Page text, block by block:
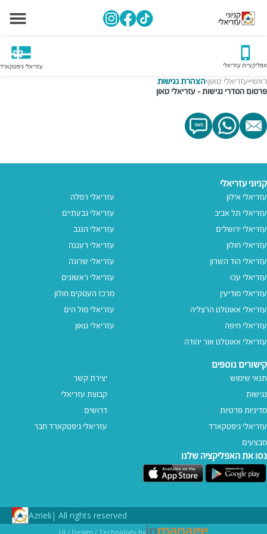
אפליקציית עזריאלי עזריאלי גיפטקארד
ראשי>עזריאלי טאון>הצהרת נגישות
פרסום הסדרי נגישות - עזריאלי טאון
קניוני עזריאלי
עזריאלי אילון
עזריאלי תל אביב
עזריאלי ירושלים
עזריאלי חולון
עזריאלי הוד השרון
עזריאלי עכו
עזריאלי מודיעין
עזריאלי אאוטלט הרצליה
עזריאלי חיפה
עזריאלי אאוטלט אור יהודה
עזריאלי רמלה
עזריאלי גבעתיים
עזריאלי הנגב
עזריאלי רעננה
עזריאלי שרונה
עזריאלי ראשונים
מרכז העסקים חולון
עזריאלי מול הים
עזריאלי טאון
קישורים נוספים
תנאי שימוש
נגישות
מדיניות פרטיות
עזריאלי גיפטקארד
מבצעים
יצירת קשר
קבוצת עזריאלי
דרושים
עזריאלי גיפטקארד חבר‎
נסו את האפליקציה שלנו
All rights reserved |
Azrieli
UI / Design / Technology by